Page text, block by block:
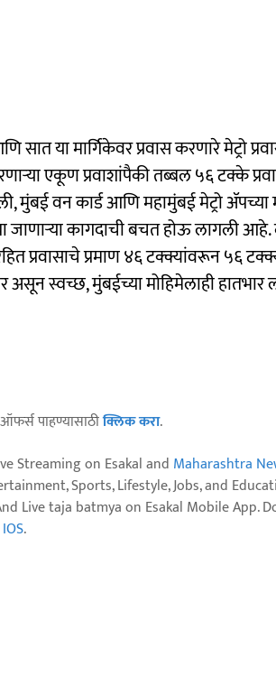
सात या मार्गिकेवर प्रवास करणारे मेट्रो
एकूण प्रवाशांपैकी तब्बल ५६ टक्के
मुंबई वन कार्ड आणि महामुंबई मेट्रो
जाणाऱ्या कागदाची बचत होऊ लागली
प्रवासाचे प्रमाण ४६ टक्क्यांवरून ५६
असून स्वच्छ, मुंबईच्या मोहिमेलाही
पाहण्यासाठीक्लिक करा.
Streaming on Esakal and Maharashtra
Sports, Lifestyle, Jobs, and
And Live taja batmya on Esakal Mobile
IOS.